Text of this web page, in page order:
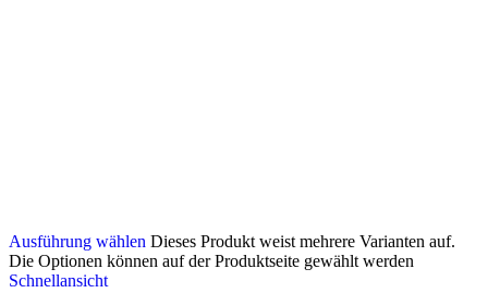
Ausführung wählen Dieses Produkt weist mehrere Varianten auf.
Die Optionen können auf der Produktseite gewählt werden
Schnellansicht